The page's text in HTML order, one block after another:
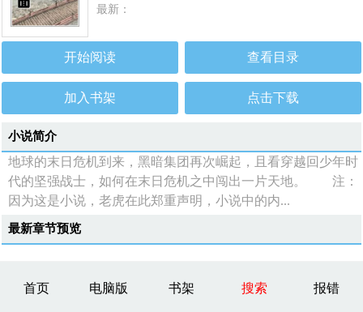
最新：
开始阅读 查看目录
加入书架 点击下载
小说简介
地球的末日危机到来，黑暗集团再次崛起，且看穿越回少年时
代的坚强战士，如何在末日危机之中闯出一片天地。 注：
因为这是小说，老虎在此郑重声明，小说中的内...
最新章节预览
首页 电脑版 书架 搜索 报错